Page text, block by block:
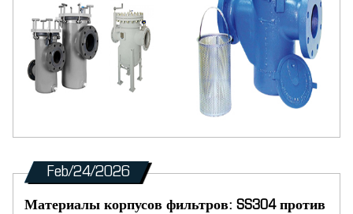
Feb/24/2026
Материалы корпусов фильтров: SS304 против